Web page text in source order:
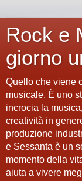
Rock e
giorno
Quello che viene
musicale. È uno
incrocia la
creatività in
produzione
e Sessanta è un
momento della
aiuta a vivere